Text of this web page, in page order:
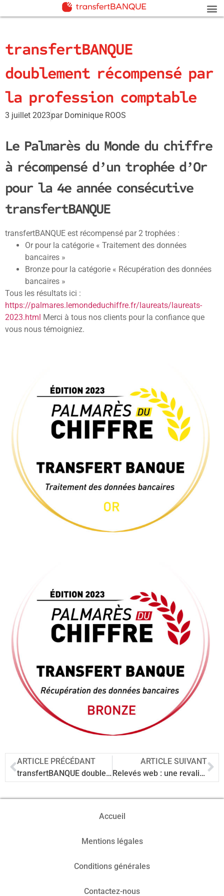
transfertBANQUE
doublement récompensé par
la profession comptable
3 juillet 2023par Dominique ROOS
Le Palmarès du Monde du chiffre
à récompensé d’un trophée d’Or
pour la 4e année consécutive
transfertBANQUE
transfertBANQUE est récompensé par 2 trophées :
Or pour la catégorie « Traitement des données
bancaires »
Bronze pour la catégorie « Récupération des données
bancaires »
Tous les résultats ici :
https://palmares.lemondeduchiffre.fr/laureats/laureats-
2023.html Merci à tous nos clients pour la confiance que
vous nous témoigniez.
ARTICLE PRÉCÉDANT
transfertBANQUE doublement récompensé par la profession comptable
ARTICLE SUIVANT
Relevés web : une revalidation à 6 mois au lieu de 3
Accueil
Mentions légales
Conditions générales
Contactez-nous